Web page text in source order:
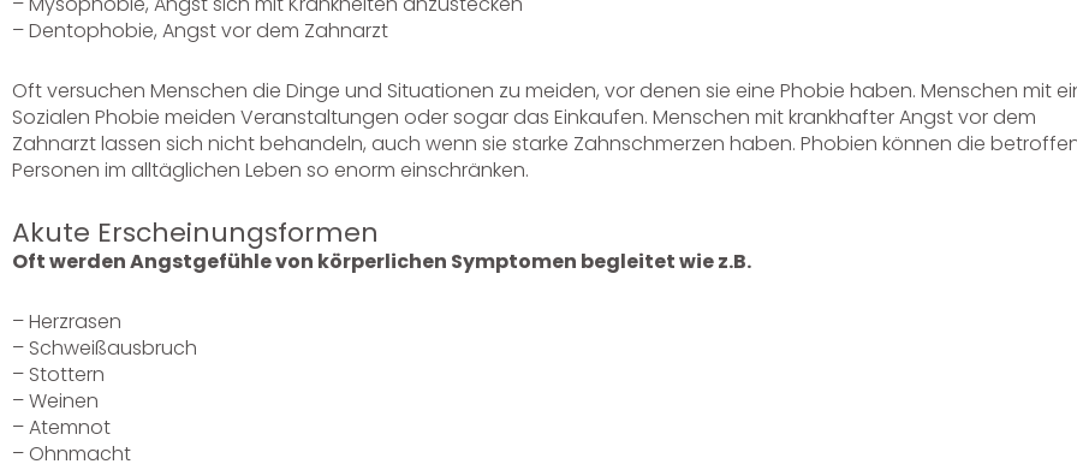
– Dentophobie, Angst vor dem Zahnarzt
Oft versuchen Menschen die Dinge und Situationen zu meiden, vor denen sie eine Phobie haben. Menschen mit
Sozialen Phobie meiden Veranstaltungen oder sogar das Einkaufen. Menschen mit krankhafter Angst vor dem
Zahnarzt lassen sich nicht behandeln, auch wenn sie starke Zahnschmerzen haben. Phobien können die
Personen im alltäglichen Leben so enorm einschränken.
Akute Erscheinungsformen
Oft werden Angstgefühle von körperlichen Symptomen begleitet wie z.B.
– Herzrasen
– Schweißausbruch
– Stottern
– Weinen
– Atemnot
– Ohnmacht